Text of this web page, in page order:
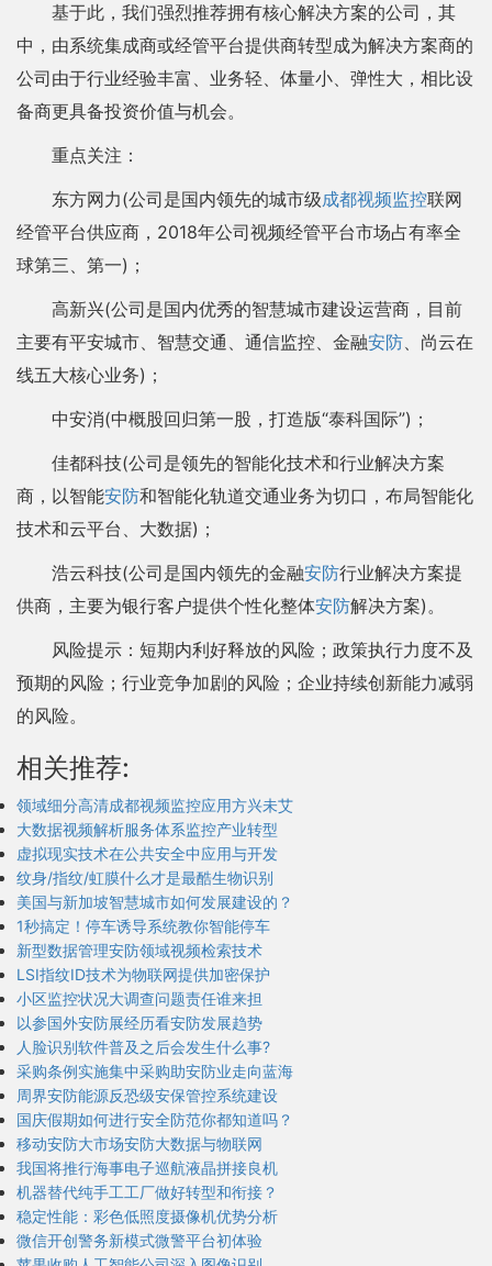
基于此，我们强烈推荐拥有核心解决方案的公司，其
中，由系统集成商或经管平台提供商转型成为解决方案商的
公司由于行业经验丰富、业务轻、体量小、弹性大，相比设
备商更具备投资价值与机会。
重点关注：
东方网力(公司是国内领先的城市级成都视频监控联网
经管平台供应商，2018年公司视频经管平台市场占有率全
球第三、第一)；
高新兴(公司是国内优秀的智慧城市建设运营商，目前
主要有平安城市、智慧交通、通信监控、金融安防、尚云在
线五大核心业务)；
中安消(中概股回归第一股，打造版“泰科国际”)；
佳都科技(公司是领先的智能化技术和行业解决方案
商，以智能安防和智能化轨道交通业务为切口，布局智能化
技术和云平台、大数据)；
浩云科技(公司是国内领先的金融安防行业解决方案提
供商，主要为银行客户提供个性化整体安防解决方案)。
风险提示：短期内利好释放的风险；政策执行力度不及
预期的风险；行业竞争加剧的风险；企业持续创新能力减弱
的风险。
相关推荐:
领域细分高清成都视频监控应用方兴未艾
大数据视频解析服务体系监控产业转型
虚拟现实技术在公共安全中应用与开发
纹身/指纹/虹膜什么才是最酷生物识别
美国与新加坡智慧城市如何发展建设的？
1秒搞定！停车诱导系统教你智能停车
新型数据管理安防领域视频检索技术
LSI指纹ID技术为物联网提供加密保护
小区监控状况大调查问题责任谁来担
以参国外安防展经历看安防发展趋势
人脸识别软件普及之后会发生什么事?
采购条例实施集中采购助安防业走向蓝海
周界安防能源反恐级安保管控系统建设
国庆假期如何进行安全防范你都知道吗？
移动安防大市场安防大数据与物联网
我国将推行海事电子巡航液晶拼接良机
机器替代纯手工工厂做好转型和衔接？
稳定性能：彩色低照度摄像机优势分析
微信开创警务新模式微警平台初体验